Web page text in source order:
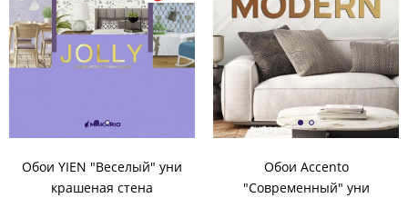
Обои YIEN "Веселый" уни
крашеная стена
Обои Accento
"Современный" уни